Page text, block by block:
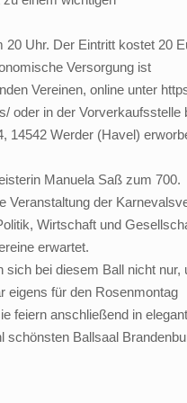
Uhr. Der Eintritt kostet 20
Versorgung ist
Vereinen, online unter
oder in der Vorverkaufsstelle
14542 Werder (Havel)
Manuela Saß zum 700.
Veranstaltung der
Wirtschaft und
erwartet.
sich bei diesem Ball nicht nur,
eigens für den Rosenmontag
feiern anschließend in
schönsten Ballsaal